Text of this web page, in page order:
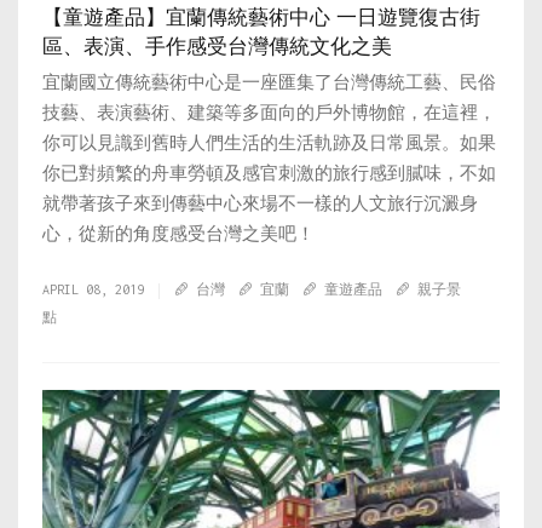
【童遊產品】宜蘭傳統藝術中心 一日遊覽復古街
區、表演、手作感受台灣傳統文化之美
宜蘭國立傳統藝術中心是一座匯集了台灣傳統工藝、民俗
技藝、表演藝術、建築等多面向的戶外博物館，在這裡，
你可以見識到舊時人們生活的生活軌跡及日常風景。如果
你已對頻繁的舟車勞頓及感官刺激的旅行感到膩味，不如
就帶著孩子來到傳藝中心來場不一樣的人文旅行沉澱身
心，從新的角度感受台灣之美吧！
APRIL 08, 2019 台灣 宜蘭 童遊產品
親子景
點